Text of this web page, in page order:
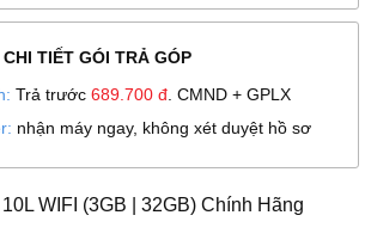
CHI TIẾT GÓI TRẢ GÓP
Trả trước 689.700 đ . CMND + GPLX
nhận máy ngay, không xét duyệt hồ sơ
WIFI (3GB | 32GB) Chính Hãng